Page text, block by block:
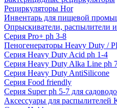
Рециркуляторы Hor
Инвентарь для пищевой
Опрыскиватели, распылители
Серия Pro+ ph 3-8
Пеногенераторы Heavy Duty /
Серия Heavy Duty Acid ph 1-4
Серия Heavy Duty Alka Line ph
Серия Heavy Duty AntiSilicone
Серия Food friendly
Серия Super ph 5-7 для
Аксессуары для распылителей